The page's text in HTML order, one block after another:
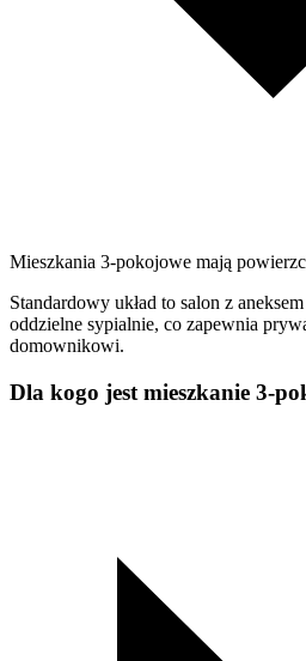
Mieszkania 3-pokojowe mają
Standardowy układ to salon z
oddzielne sypialnie, co zapewnia
domownikowi.
Dla kogo jest mieszkanie 3-